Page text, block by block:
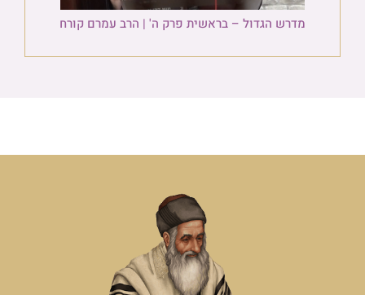
מדרש הגדול – בראשית פרק ה' | הרב עמרם קורח